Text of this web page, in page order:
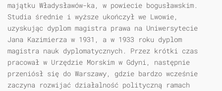
majątku Władysławów-ka, w powiecie bogusławskim.
Studia średnie i wyższe ukończył we Lwowie,
uzyskując dyplom magistra prawa na Uniwersytecie
Jana Kazimierza w 1931, a w 1933 roku dyplom
magistra nauk dyplomatycznych. Przez krótki czas
pracował w Urzędzie Morskim w Gdyni, następnie
przeniósł się do Warszawy, gdzie bardzo wcześnie
zaczyna rozwijać działalność polityczną ramach